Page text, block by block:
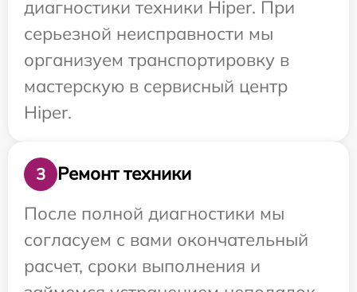
диагностики техники Hiper. При
серьезной неисправности мы
организуем транспортировку в
мастерскую в сервисный центр
Hiper.
3
Ремонт техники
После полной диагностики мы
согласуем с вами окончательный
расчет, сроки выполнения и